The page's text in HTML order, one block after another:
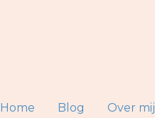
Home Blog Over mij